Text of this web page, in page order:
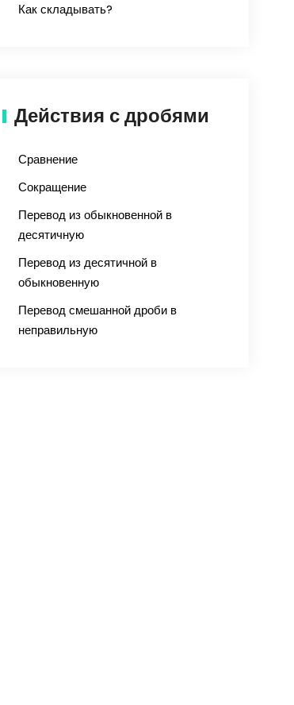
Как складывать?
Действия с дробями
Сравнение
Сокращение
Перевод из обыкновенной в
десятичную
Перевод из десятичной в
обыкновенную
Перевод смешанной дроби в
неправильную